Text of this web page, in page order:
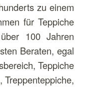
zu einem
für Teppiche
100 Jahren
Beraten, egal
Teppiche
Treppenteppiche,